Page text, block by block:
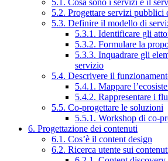
5.1. Cosa sono i servizi e il
5.2. Progettare servizi pubblici
5.3. Definire il modello di
5.3.1. Identificare gli
5.3.2. Formulare la
5.3.3. Inquadrare gli
servizio
5.4. Descrivere il
5.4.1. Mappare
5.4.2. Rappresentare i
5.5. Co-progettare le soluzioni
5.5.1. Workshop di co-
6. Progettazione dei contenuti
6.1. Cos’è il content design
6.2. Ricerca utente sui